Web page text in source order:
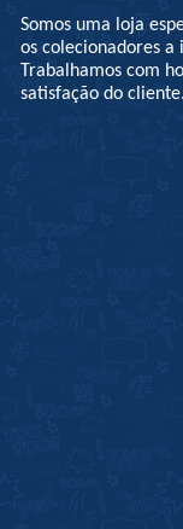
Somos uma loja
os colecionadores a
Trabalhamos com
satisfação do cliente.